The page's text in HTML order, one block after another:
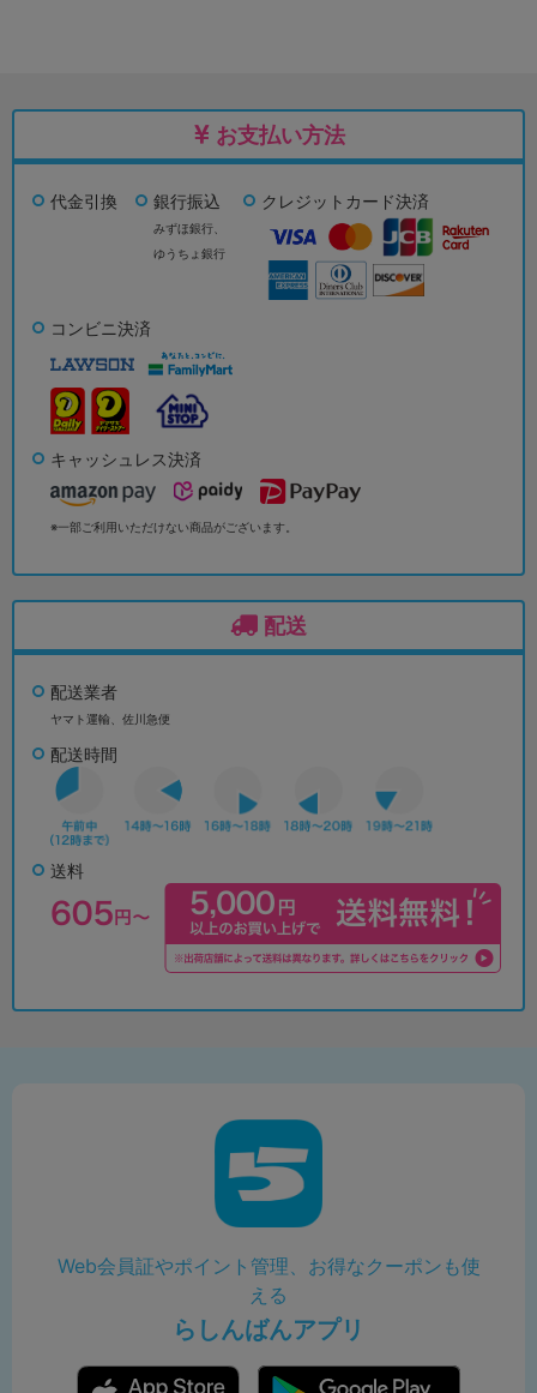
お支払い方法
代金引換 銀行振込
みずほ銀行、
ゆうちょ銀行
クレジットカード決済
コンビニ決済
キャッシュレス決済
※一部ご利用いただけない商品がございます。
配送
配送業者
ヤマト運輸、佐川急便
配送時間
送料
Web会員証やポイント管理、お得なクーポンも使
える
らしんばんアプリ